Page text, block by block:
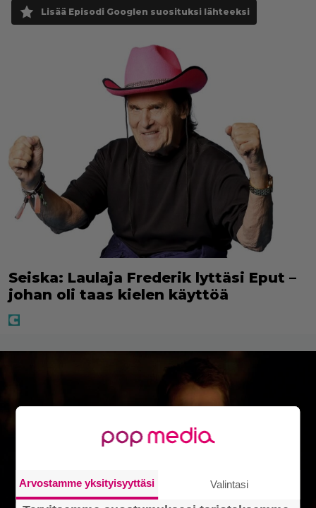
Lisää Episodi Googlen suosituksi lähteeksi
Seiska: Laulaja Frederik lyttäsi Eput –
johan oli taas kielen käyttöä
Arvostamme yksityisyyttäsi Valintasi